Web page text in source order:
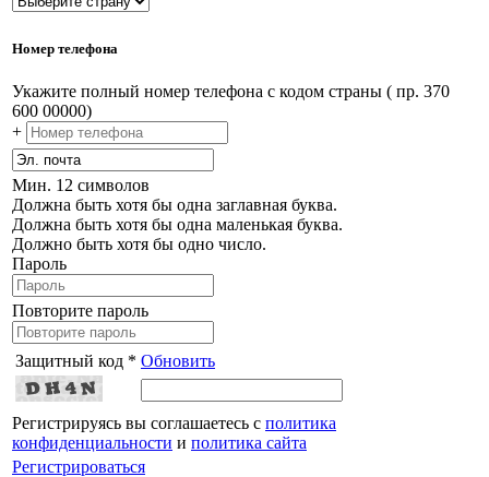
Номер телефона
Укажите полный номер телефона с кодом страны ( пр. 370
600 00000)
+
Мин. 12 символов
Должна быть хотя бы одна заглавная буква.
Должна быть хотя бы одна маленькая буква.
Должно быть хотя бы одно число.
Пароль
Повторите пароль
Защитный код * Обновить
Регистрируясь вы соглашаетесь с политика
конфиденциальности и политика сайта
Регистрироваться